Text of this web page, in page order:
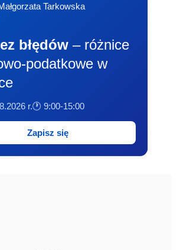
Tarkowska
błędów – różnice
podatkowe w
r.🕐 9:00-15:00
Zapisz się